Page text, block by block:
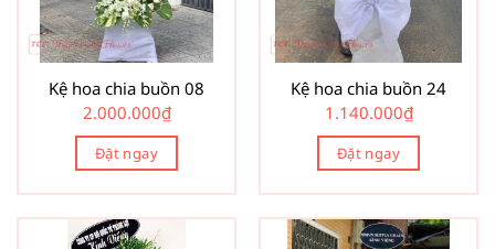
Kệ hoa chia buồn 08
2.000.000₫
Đặt ngay
Kệ hoa chia buồn 24
1.140.000₫
Đặt ngay